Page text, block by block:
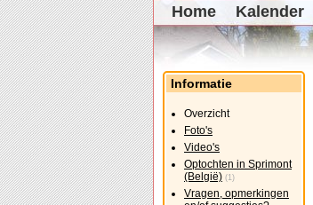
Home Kalender
Informatie
Overzicht
Foto's
Video's
Optochten in Sprimont
(België) (1)
Vragen, opmerkingen